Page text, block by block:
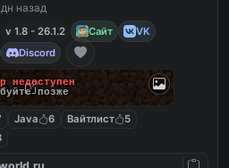
назад
v 1.8 - 26.1.2 Сайт
VK
Discord
недоступен
позже
Java 6 Вайтлист
5